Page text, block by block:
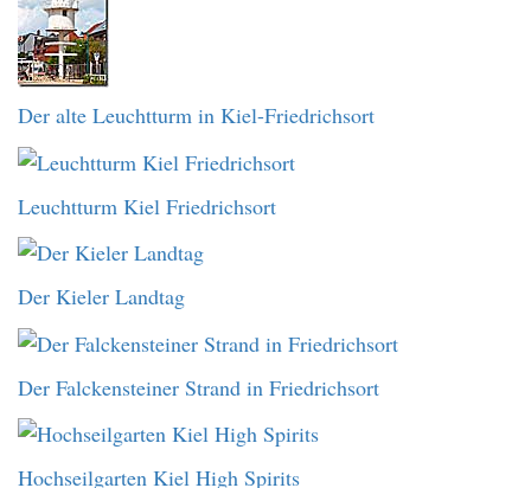
Der alte Leuchtturm in Kiel-Friedrichsort
Leuchtturm Kiel Friedrichsort
Der Kieler Landtag
Der Falckensteiner Strand in Friedrichsort
Hochseilgarten Kiel High Spirits